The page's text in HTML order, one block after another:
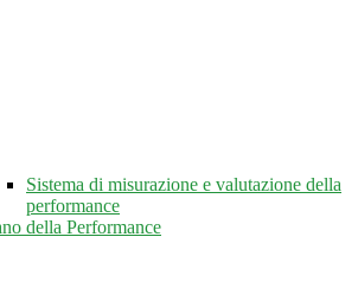
Sistema di misurazione e valutazione della
performance
della Performance